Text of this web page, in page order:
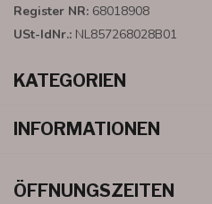
Register NR: 68018908
USt-IdNr.: NL857268028B01
KATEGORIEN
INFORMATIONEN
ÖFFNUNGSZEITEN